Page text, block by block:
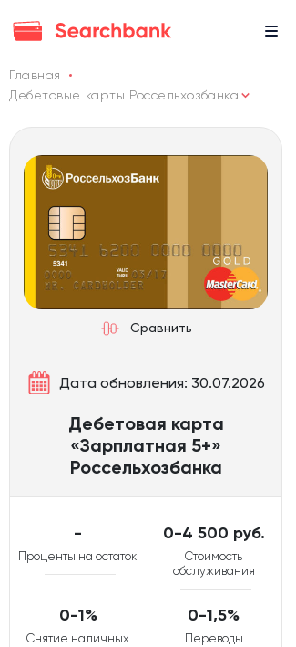
Главная
Дебетовые карты Россельхозбанка
Сравнить
Дата обновления: 30.07.2026
Дебетовая карта
«Зарплатная 5+»
Россельхозбанка
-
Проценты на остаток
0-4 500 руб.
Стоимость
обслуживания
0-1%
Снятие наличных
0-1,5%
Переводы